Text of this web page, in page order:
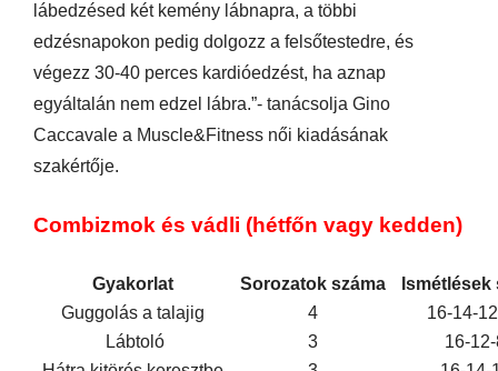
lábedzésed két kemény lábnapra, a többi
edzésnapokon pedig dolgozz a felsőtestedre, és
végezz 30-40 perces kardióedzést, ha aznap
egyáltalán nem edzel lábra.”- tanácsolja Gino
Caccavale a Muscle&Fitness női kiadásának
szakértője.
Combizmok és vádli (hétfőn vagy kedden)
Gyakorlat Sorozatok száma
Ismétlések
Guggolás a talajig
4
16-14-
Lábtoló
3
16-